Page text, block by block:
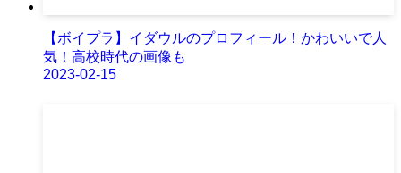
【ボイプラ】イダウルのプロフィール！かわいいで人
気！高校時代の画像も
2023-02-15